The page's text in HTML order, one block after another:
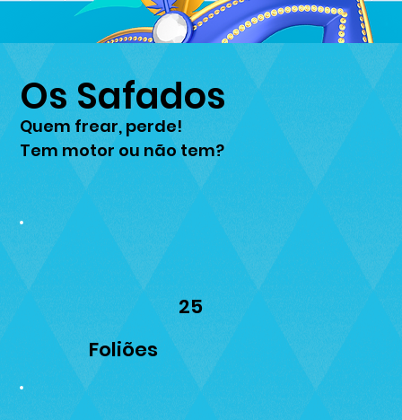
Os Safados
Quem frear, perde!
Tem motor ou não tem?
25
Foliões